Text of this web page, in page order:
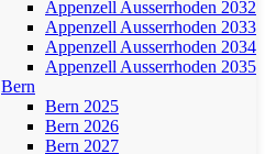
Appenzell Ausserrhoden 2032
Appenzell Ausserrhoden 2033
Appenzell Ausserrhoden 2034
Appenzell Ausserrhoden 2035
Bern
Bern 2025
Bern 2026
Bern 2027